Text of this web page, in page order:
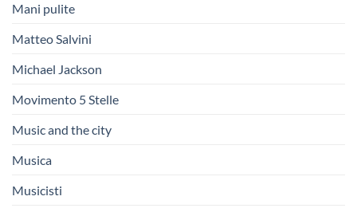
Mani pulite
Matteo Salvini
Michael Jackson
Movimento 5 Stelle
Music and the city
Musica
Musicisti